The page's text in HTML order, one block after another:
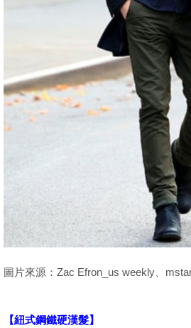
圖片來源：Zac Efron_us weekly、
【紐式鋼鐵硬漢髮】